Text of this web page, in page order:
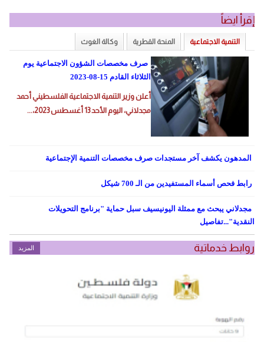
إقرأ ايضاً
التنمية الاجتماعية المنحة القطرية وكالة الغوث
صرف مخصصات الشؤون الاجتماعية يوم
الثلاثاء القادم 15-08-2023
أعلن وزير التنمية الاجتماعية الفلسطيني أحمد
مجدلاني، اليوم الأحد 13 أغسطس 2023،...
المدهون يكشف آخر مستجدات صرف مخصصات التنمية الإجتماعية
رابط فحص أسماء المستفيدين من الـ 700 شيكل
مجدلاني يبحث مع ممثلة اليونيسيف سبل حماية "برنامج التحويلات
النقدية"...تفاصيل
روابط خدماتية المزيد